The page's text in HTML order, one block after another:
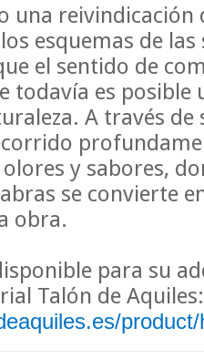
una reivindicación
esquemas de las
el sentido de
todavía es posible
A través de
y sabores,
se convierte
obra.
para su
Talón de Aquiles: